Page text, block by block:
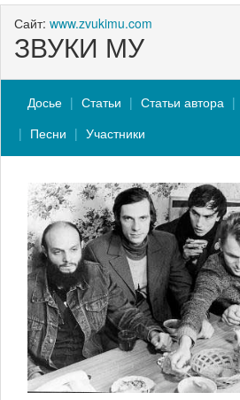
Сайт: www.zvukimu.com
ЗВУКИ МУ
Досье Статьи Статьи автора
Песни
Участники